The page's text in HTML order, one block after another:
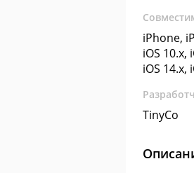
iPhone,
iOS 10.x,
iOS 14.x,
TinyCo